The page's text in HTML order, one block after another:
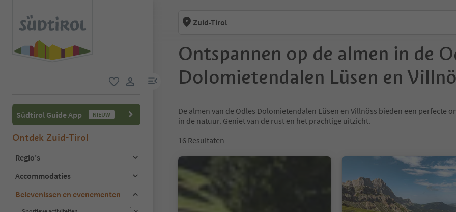
menulink
Südtirol Guide App NIEUW
Ontdek Zuid-Tirol
Regio's
Accommodaties
Belevenissen en evenementen
Zuid-Tirol
Ontspannen op de almen in de
Dolomietendalen Lüsen en
De almen van de Odles Dolomietendalen Lüsen en Villnöss bieden een perfecte
in de natuur. Geniet van de rust en het prachtige uitzicht.
16 Resultaten